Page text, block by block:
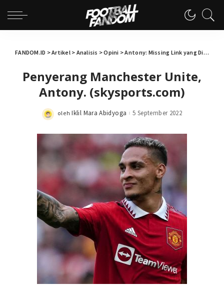
FANDOM.ID >Artikel> Analisis >Opini >Antony: Missing Link yang Dibutuhkan Erik ten Hag
Penyerang Manchester Unite,
Antony. (skysports.com)
Posted
oleh Iklil Mara Abidyoga 5 September 2022